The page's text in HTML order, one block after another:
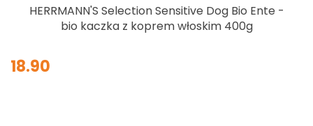
HERRMANN'S Selection Sensitive Dog Bio Ente -
bio kaczka z koprem włoskim 400g
18.90